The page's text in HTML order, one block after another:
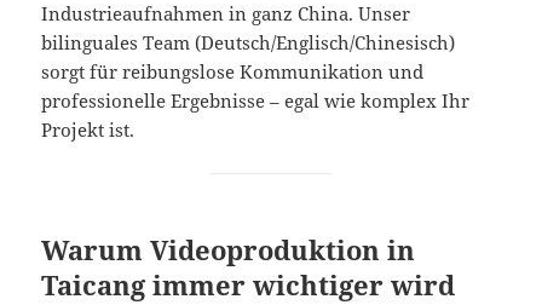
Industrieaufnahmen in ganz China. Unser
bilinguales Team (Deutsch/Englisch/Chinesisch)
sorgt für reibungslose Kommunikation und
professionelle Ergebnisse – egal wie komplex Ihr
Projekt ist.
Warum Videoproduktion in
Taicang immer wichtiger wird